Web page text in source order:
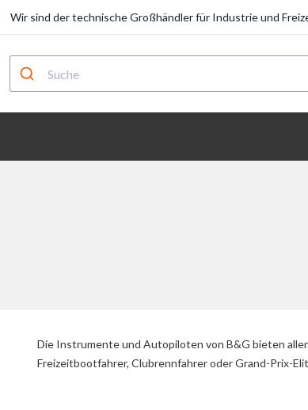
Wir sind der technische Großhändler für Industrie und
Die Instrumente und Autopiloten von B&G bieten
Freizeitbootfahrer, Clubrennfahrer oder Grand-Prix-